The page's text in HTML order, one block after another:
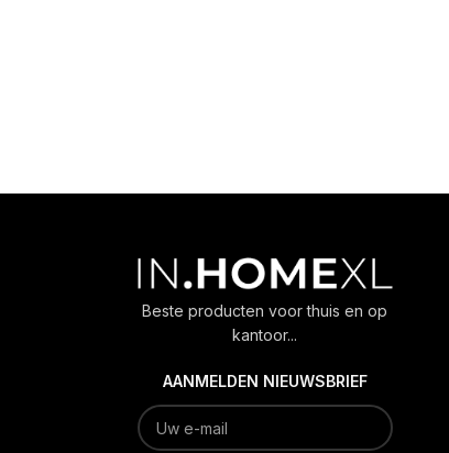
Beste producten voor thuis en op
kantoor...
AANMELDEN NIEUWSBRIEF